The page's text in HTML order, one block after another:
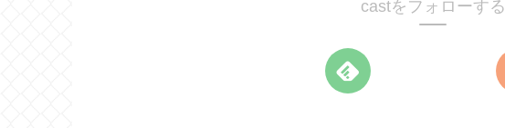
castをフォローする